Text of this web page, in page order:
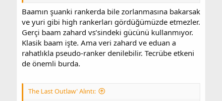
Baamın şuanki rankerda bile zorlanmasına bakarsak
ve yuri gibi high rankerları gördüğümüzde etmezler.
Gerçi baam zahard vs’sindeki gücünü kullanmıyor.
Klasik baam işte. Ama veri zahard ve eduan a
rahatlıkla pseudo-ranker denilebilir. Tecrübe etkeni
de önemli burda.
The Last Outlaw' Alıntı: